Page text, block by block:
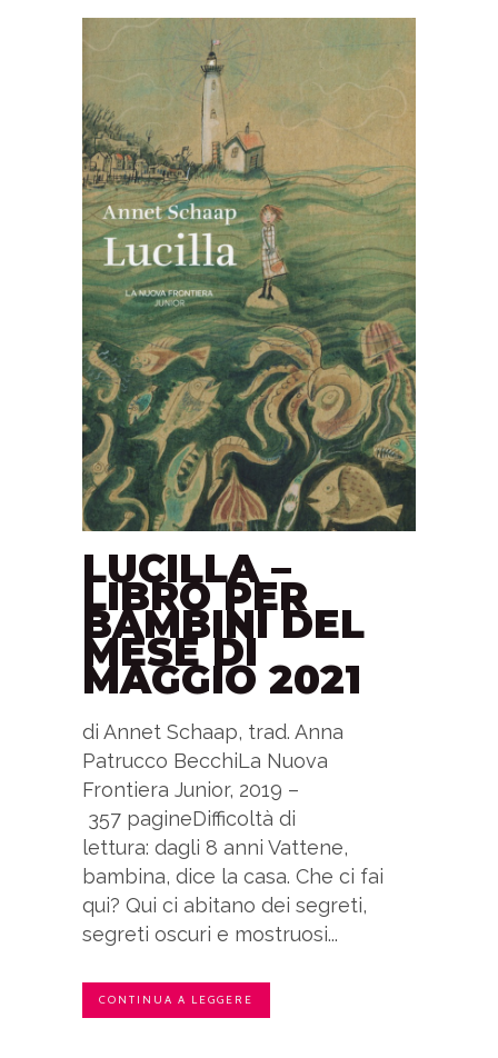
LUCILLA –
LIBRO PER
BAMBINI DEL
MESE DI
MAGGIO 2021
di Annet Schaap, trad. Anna
Patrucco BecchiLa Nuova
Frontiera Junior, 2019 –
357 pagineDifficoltà di
lettura: dagli 8 anni Vattene,
bambina, dice la casa. Che ci fai
qui? Qui ci abitano dei segreti,
segreti oscuri e mostruosi...
CONTINUA A LEGGERE